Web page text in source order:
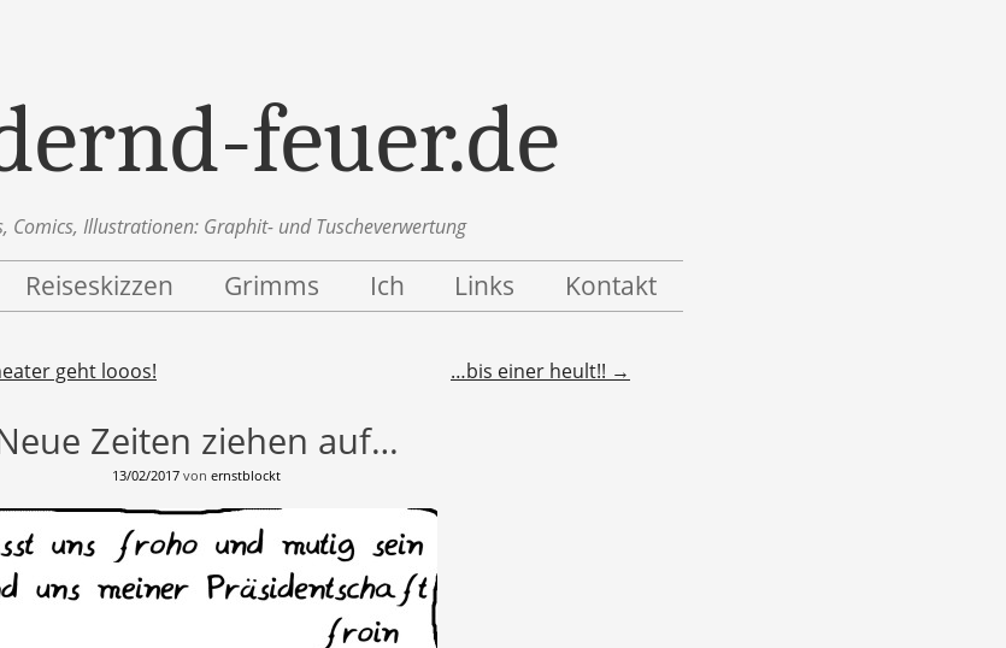
feuer.de
Comics, Illustrationen: Graphit- und Tuscheverwertung
Reiseskizzen Grimms Ich Links Kontakt
geht looos! …bis einer heult!! →
Zeiten ziehen auf…
13/02/2017 von ernstblockt